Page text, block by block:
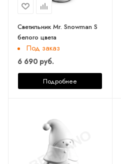
Светильник Mr. Snowman S
белого цвета
Под заказ
6 690 руб.
Подробнее